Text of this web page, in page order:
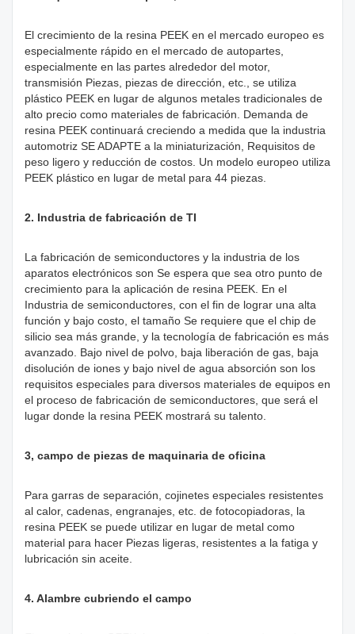
El crecimiento de la resina PEEK en el mercado europeo es
especialmente rápido en el mercado de autopartes,
especialmente en las partes alrededor del motor,
transmisión Piezas, piezas de dirección, etc., se utiliza
plástico PEEK en lugar de algunos metales tradicionales de
alto precio como materiales de fabricación. Demanda de
resina PEEK continuará creciendo a medida que la industria
automotriz SE ADAPTE a la miniaturización, Requisitos de
peso ligero y reducción de costos. Un modelo europeo utiliza
PEEK plástico en lugar de metal para 44 piezas.
2. Industria de fabricación de TI
La fabricación de semiconductores y la industria de los
aparatos electrónicos son Se espera que sea otro punto de
crecimiento para la aplicación de resina PEEK. En el
Industria de semiconductores, con el fin de lograr una alta
función y bajo costo, el tamaño Se requiere que el chip de
silicio sea más grande, y la tecnología de fabricación es más
avanzado. Bajo nivel de polvo, baja liberación de gas, baja
disolución de iones y bajo nivel de agua absorción son los
requisitos especiales para diversos materiales de equipos en
el proceso de fabricación de semiconductores, que será el
lugar donde la resina PEEK mostrará su talento.
3, campo de piezas de maquinaria de oficina
Para garras de separación, cojinetes especiales resistentes
al calor, cadenas, engranajes, etc. de fotocopiadoras, la
resina PEEK se puede utilizar en lugar de metal como
material para hacer Piezas ligeras, resistentes a la fatiga y
lubricación sin aceite.
4. Alambre cubriendo el campo